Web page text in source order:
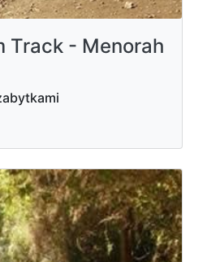
Track - Menorah